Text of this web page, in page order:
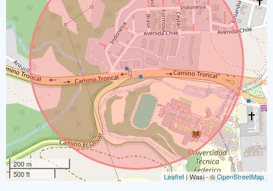
200 m
500 ft
Leaflet | Wasi - ©OpenStreetMap